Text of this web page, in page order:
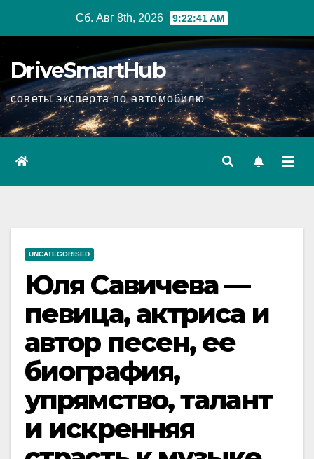
Сб. Авг 8th, 2026 9:22:42 AM
DriveSmartHub
советы эксперта по автомобилю
UNCATEGORISED
Юля Савичева —
певица, актриса и
автор песен, ее
биография,
упрямство, талант
и искренняя